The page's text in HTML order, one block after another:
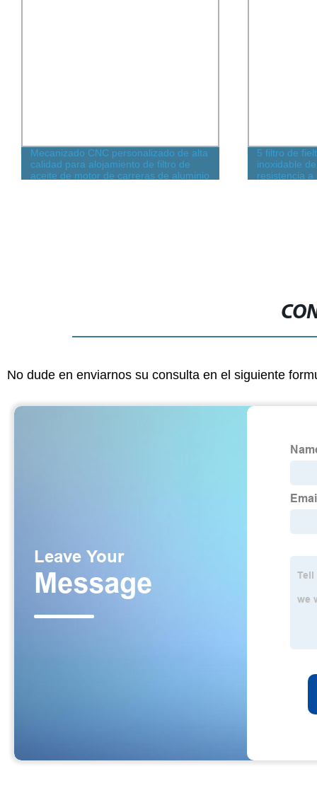
Mecanizado CNC personalizado de alta
calidad para alojamiento de filtro de
aceite de motor de carreras de aluminio
5 filtro de
inoxidable
resistencia
No dude en enviarnos su consulta en el siguiente